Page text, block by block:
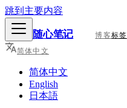
跳到主要内容
随心笔记 博客标签
简体中文
简体中文
English
日本語